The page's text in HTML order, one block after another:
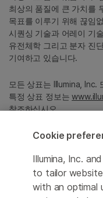
최상의 품질에 큰 가치를
목표를 이루기 위해 끊임
시퀀싱 기술과 어레이 기
유전체학 그리고 분자 진
기여하고 있습니다.
모든 상표는 Illumina, Inc.
특정 상표 정보는
참조하십시오.
Privacy Policy
Cookie
Illumina, Inc.
to tailor
with an optimal